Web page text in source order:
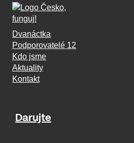
Dvanáctka
Podporovatelé 12
Kdo jsme
Aktuality
Kontakt
Darujte